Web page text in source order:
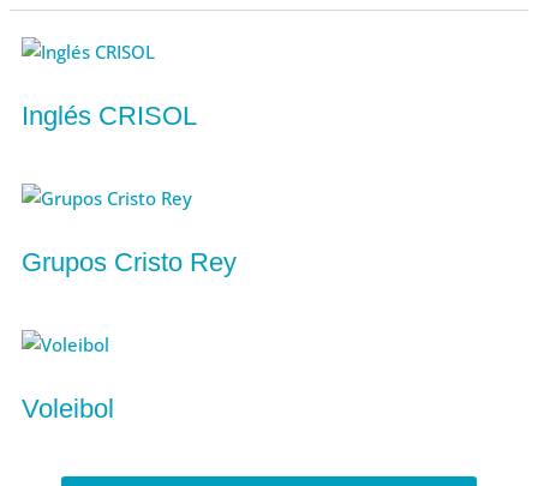
Inglés CRISOL
Grupos Cristo Rey
Voleibol